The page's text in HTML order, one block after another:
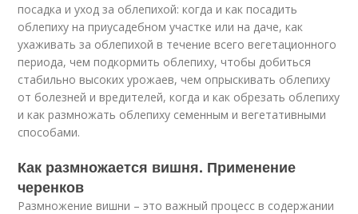
посадка и уход за облепихой: когда и как посадить
облепиху на приусадебном участке или на даче, как
ухаживать за облепихой в течение всего вегетационного
периода, чем подкормить облепиху, чтобы добиться
стабильно высоких урожаев, чем опрыскивать облепиху
от болезней и вредителей, когда и как обрезать облепиху
и как размножать облепиху семенным и вегетативными
способами.
Как размножается вишня. Применение
черенков
Размножение вишни – это важный процесс в содержании